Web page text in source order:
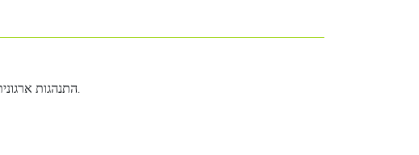
התנהגות ארגונית, ניהול בין לאומי, ניהול משאבי אנוש, דיאגנוזה ארגונית, אתיקה, תהליכי שיתוף עובדים, פיתוח מנהלים, מבוא לפסיכולוגיה.